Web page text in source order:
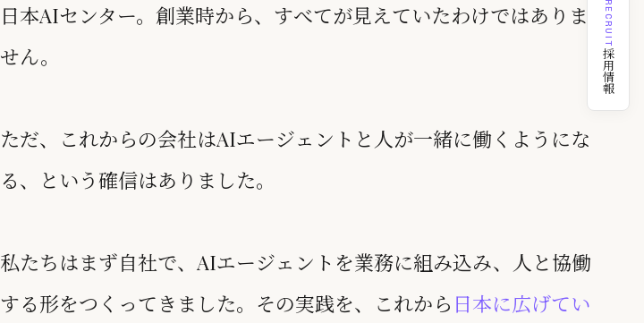
日本AIセンター。創業時から、すべてが見えていたわけではありま
せん。
ただ、これからの会社はAIエージェントと人が一緒に働くようにな
る、という確信はありました。
私たちはまず自社で、AIエージェントを業務に組み込み、人と協働
する形をつくってきました。その実践を、これから 日本に広げてい
RECRUIT
採用情報